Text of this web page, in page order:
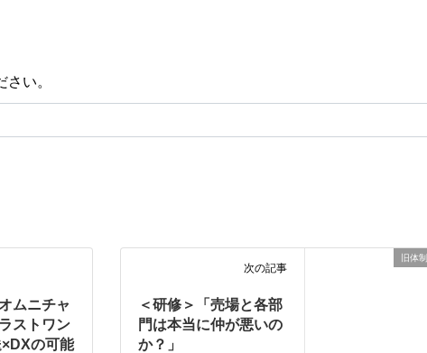
い。
ムニチャ
ストワン
の可能
旧体制
次の記事
＜研修＞「売場と各部
門は本当に仲が悪いの
か？」